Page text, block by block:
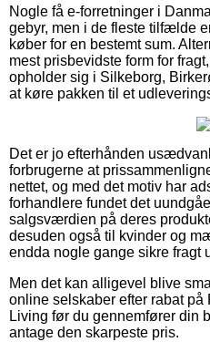
Nogle få e-forretninger i
gebyr, men i de fleste tilfælde
køber for en bestemt sum.
mest prisbevidste form for
opholder sig i Silkeborg,
at køre pakken til et
Det er jo efterhånden
forbrugerne at
nettet, og med det motiv har
forhandlere fundet det
salgsværdien på deres
desuden også til kvinder og
endda nogle gange sikre fragt
Men det kan alligevel blive
online selskaber efter rabat
Living før du gennemfører din
antage den skarpeste pris.